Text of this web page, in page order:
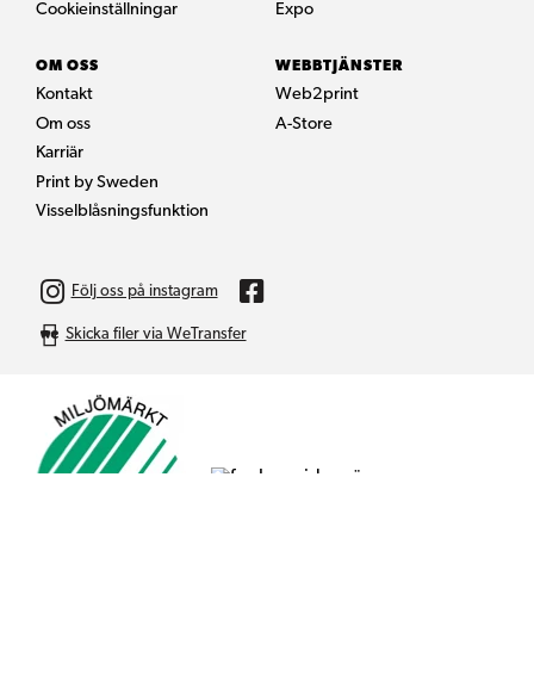
Cookieinställningar
Expo
OM OSS
Kontakt
Om oss
Karriär
Print by Sweden
Visselblåsningsfunktion
WEBBTJÄNSTER
Web2print
A-Store